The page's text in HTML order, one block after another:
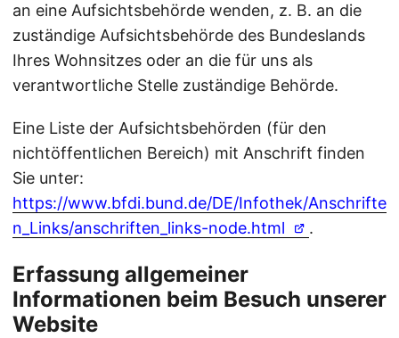
an eine Aufsichtsbehörde wenden, z. B. an die
zuständige Aufsichtsbehörde des Bundeslands
Ihres Wohnsitzes oder an die für uns als
verantwortliche Stelle zuständige Behörde.
Eine Liste der Aufsichtsbehörden (für den
nichtöffentlichen Bereich) mit Anschrift finden
Sie unter:
https://www.bfdi.bund.de/DE/Infothek/Anschrifte
n_Links/anschriften_links-node.html
.
Erfassung allgemeiner
Informationen beim Besuch unserer
Website